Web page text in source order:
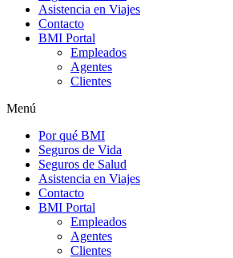
Asistencia en Viajes
Contacto
BMI Portal
Empleados
Agentes
Clientes
Menú
Por qué BMI
Seguros de Vida
Seguros de Salud
Asistencia en Viajes
Contacto
BMI Portal
Empleados
Agentes
Clientes